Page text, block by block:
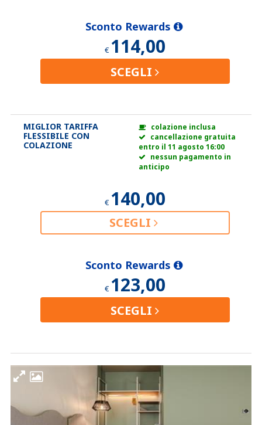
Sconto Rewards
€ 114,00
SCEGLI
MIGLIOR TARIFFA
FLESSIBILE CON
COLAZIONE
colazione inclusa
cancellazione gratuita
entro il 11 agosto 16:00
nessun pagamento in
anticipo
€ 140,00
SCEGLI
Sconto Rewards
€ 123,00
SCEGLI